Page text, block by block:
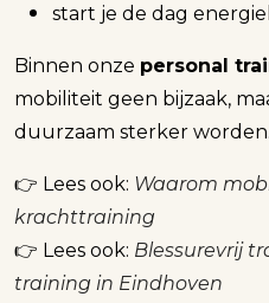
start je de dag
Binnen onze personal
mobiliteit geen bijzaak,
duurzaam sterker worden.
👉 Lees ook: Waarom
krachttraining
👉 Lees ook: Blessurevrij
training in Eindhoven